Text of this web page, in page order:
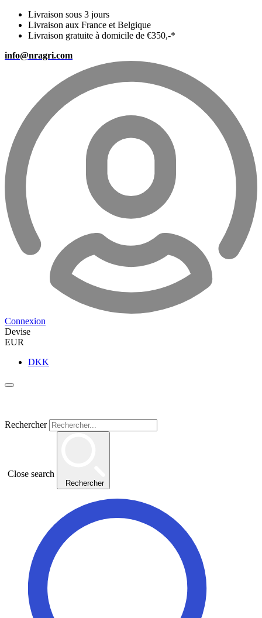
Livraison sous 3 jours
Livraison aux France et Belgique
Livraison gratuite à domicile de €350,-*
info@nragri.com
Connexion
Devise
EUR
DKK
Rechercher
Close search
Rechercher